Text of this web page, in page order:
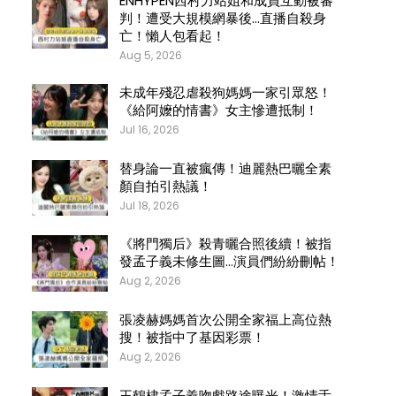
判！遭受大規模網暴後…直播自殺身
亡！懶人包看起！
Aug 5, 2026
未成年殘忍虐殺狗媽媽一家引眾怒！
《給阿嬤的情書》女主慘遭抵制！
Jul 16, 2026
替身論一直被瘋傳！迪麗熱巴曬全素
顏自拍引熱議！
Jul 18, 2026
《將門獨后》殺青曬合照後續！被指
發孟子義未修生圖…演員們紛紛刪帖！
Aug 2, 2026
張凌赫媽媽首次公開全家福上高位熱
搜！被指中了基因彩票！
Aug 2, 2026